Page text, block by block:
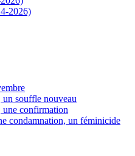
2026)
souffle nouveau
confirmation
condamnation, un féminicide